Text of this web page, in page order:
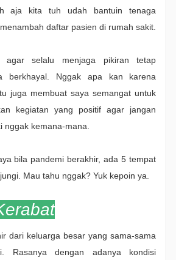
aja kita tuh udah bantuin tenaga
daftar pasien di rumah sakit.
agar selalu menjaga pikiran tetap
berkhayal. Nggak apa kan karena
juga membuat saya semangat untuk
kegiatan yang positif agar jangan
nggak kemana-mana.
bila pandemi berakhir, ada 5 tempat
Mau tahu nggak? Yuk kepoin ya.
dari keluarga besar yang sama-sama
Rasanya dengan adanya kondisi